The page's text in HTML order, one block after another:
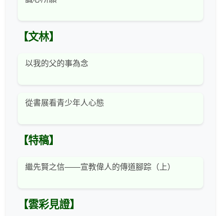
【文林】
以我的父的事為念
從書展看青少年人心態
【特稿】
繼先賢之信——宣教偉人的傳道腳踪（上）
【雲彩見證】